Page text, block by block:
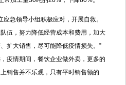
急领导小组积极应对，开展自救。
伍，努力降低经营成本和费用，加大
扩大销售，尽可能降低疫情损失。”
疫情期间，餐饮企业做外卖，更多的
销售并不乐观，只有平时销售额的